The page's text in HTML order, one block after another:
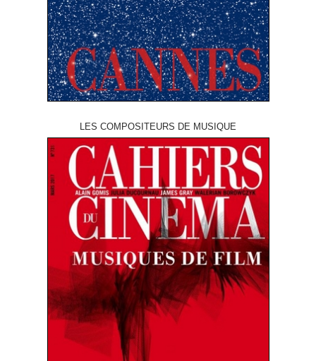
LES COMPOSITEURS DE MUSIQUE